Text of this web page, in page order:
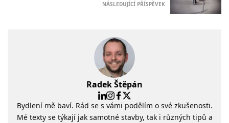
NÁSLEDUJÍCÍ PŘÍSPĚVEK
Radek Štěpán
Bydlení mě baví. Rád se s vámi podělím o své zkušenosti.
Mé texty se týkají jak samotné stavby, tak i různých tipů a